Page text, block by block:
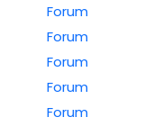
Forum
Forum
Forum
Forum
Forum